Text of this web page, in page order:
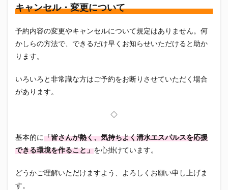
キャンセル・変更について
予約内容の変更やキャンセルについて規定はありません。何
かしらの方法で、できるだけ早くお知らせいただけると助か
ります。
いろいろと非常識な方はご予約をお断りさせていただく場合
があります。
◇
基本的に「皆さんが熱く、気持ちよく清水エスパルスを応援
できる環境を作ること」を心掛けています。
どうかご理解いただけますよう、よろしくお願い申し上げま
す。